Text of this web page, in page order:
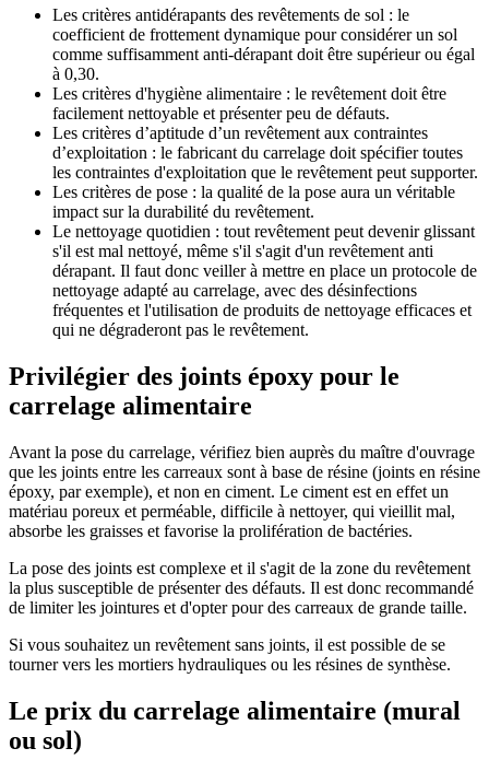
Les critères antidérapants des revêtements de sol : le
coefficient de frottement dynamique pour considérer un sol
comme suffisamment anti-dérapant doit être supérieur ou égal
à 0,30.
Les critères d'hygiène alimentaire : le revêtement doit être
facilement nettoyable et présenter peu de défauts.
Les critères d’aptitude d’un revêtement aux contraintes
d’exploitation : le fabricant du carrelage doit spécifier toutes
les contraintes d'exploitation que le revêtement peut supporter.
Les critères de pose : la qualité de la pose aura un véritable
impact sur la durabilité du revêtement.
Le nettoyage quotidien : tout revêtement peut devenir glissant
s'il est mal nettoyé, même s'il s'agit d'un revêtement anti
dérapant. Il faut donc veiller à mettre en place un protocole de
nettoyage adapté au carrelage, avec des désinfections
fréquentes et l'utilisation de produits de nettoyage efficaces et
qui ne dégraderont pas le revêtement.
Privilégier des joints époxy pour le
carrelage alimentaire
Avant la pose du carrelage, vérifiez bien auprès du maître d'ouvrage
que les joints entre les carreaux sont à base de résine (joints en résine
époxy, par exemple), et non en ciment. Le ciment est en effet un
matériau poreux et perméable, difficile à nettoyer, qui vieillit mal,
absorbe les graisses et favorise la prolifération de bactéries.
La pose des joints est complexe et il s'agit de la zone du revêtement
la plus susceptible de présenter des défauts. Il est donc recommandé
de limiter les jointures et d'opter pour des carreaux de grande taille.
Si vous souhaitez un revêtement sans joints, il est possible de se
tourner vers les mortiers hydrauliques ou les résines de synthèse.
Le prix du carrelage alimentaire (mural
ou sol)